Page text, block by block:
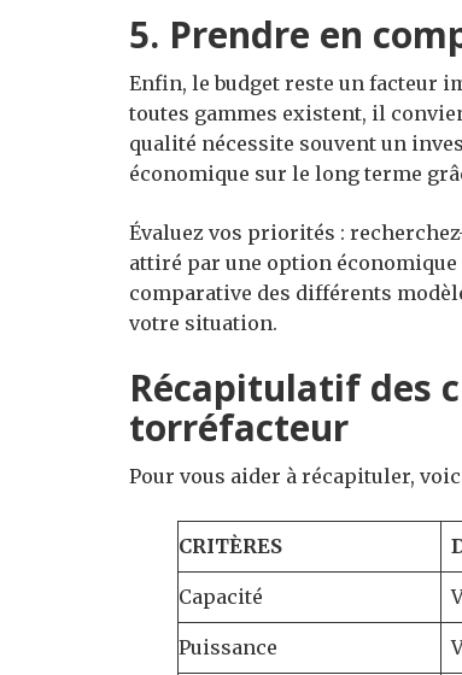
5. Prendre en
Enfin, le budget reste un facteur
toutes gammes existent, il
qualité nécessite souvent un
économique sur le long terme
Évaluez vos priorités :
attiré par une option
comparative des différents
votre situation.
Récapitulatif des
torréfacteur
Pour vous aider à récapituler,
CRITÈRES
Capacité
Puissance